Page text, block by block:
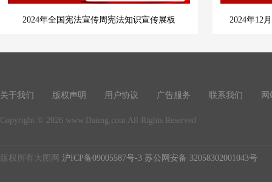
2024年全国宪法宣传周宪法知识宣传展板 2024年12
关于我们 版权声明 用户协议 广告服务 联系我们 网
Copyright © 2026 www.Daimg.com All Rights Reserved
版权所有大图网 沪ICP备09005587号-3 苏公网安备 32058302001043号